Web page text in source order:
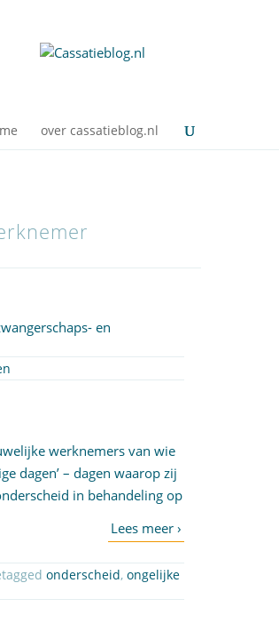
over cassatieblog.nl
en
werknemers van wie
dagen’ – dagen waarop zij
in behandeling op
onderscheid,ongelijke